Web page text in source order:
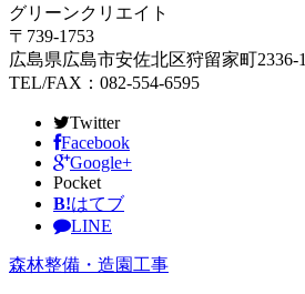
グリーンクリエイト
〒739-1753
広島県広島市安佐北区狩留家町2336-1
TEL/FAX：082-554-6595
Twitter
Facebook
Google+
Pocket
B!はてブ
LINE
森林整備・造園工事